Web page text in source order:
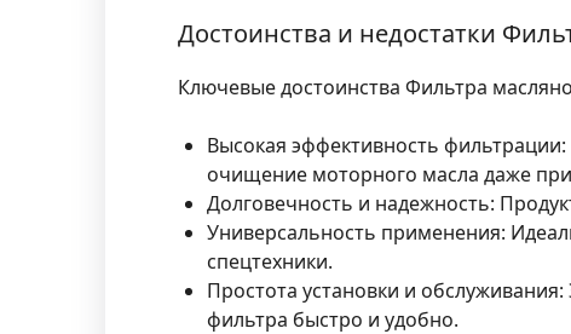
Достоинства и недостатки
Ключевые достоинства Фильтра
Высокая эффективность фильтрации:
очищение моторного масла даже при
Долговечность и надежность:
Универсальность применения:
спецтехники.
Простота установки и обслуживания:
фильтра быстро и удобно.